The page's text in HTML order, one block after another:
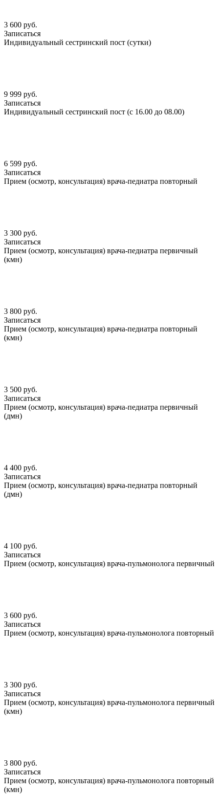
3 600 руб.
Записаться
Индивидуальный сестринский пост (сутки)
9 999 руб.
Записаться
Индивидуальный сестринский пост (с 16.00 до 08.00)
6 599 руб.
Записаться
Прием (осмотр, консультация) врача-педиатра повторный
3 300 руб.
Записаться
Прием (осмотр, консультация) врача-педиатра первичный
(кмн)
3 800 руб.
Записаться
Прием (осмотр, консультация) врача-педиатра повторный
(кмн)
3 500 руб.
Записаться
Прием (осмотр, консультация) врача-педиатра первичный
(дмн)
4 400 руб.
Записаться
Прием (осмотр, консультация) врача-педиатра повторный
(дмн)
4 100 руб.
Записаться
Прием (осмотр, консультация) врача-пульмонолога первичный
3 600 руб.
Записаться
Прием (осмотр, консультация) врача-пульмонолога повторный
3 300 руб.
Записаться
Прием (осмотр, консультация) врача-пульмонолога первичный
(кмн)
3 800 руб.
Записаться
Прием (осмотр, консультация) врача-пульмонолога повторный
(кмн)